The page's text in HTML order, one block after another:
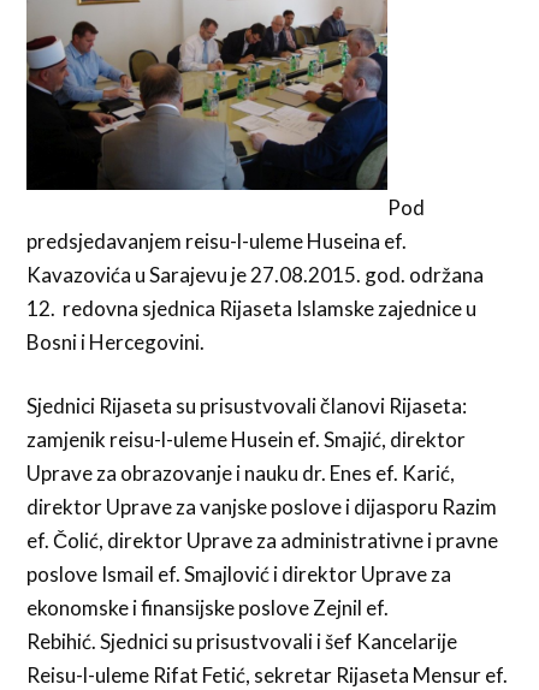
Pod
predsjedavanjem reisu-l-uleme Huseina ef.
Kavazovića u Sarajevu je 27.08.2015. god. održana
12. redovna sjednica Rijaseta Islamske zajednice u
Bosni i Hercegovini.
Sjednici Rijaseta su prisustvovali članovi Rijaseta:
zamjenik reisu-l-uleme Husein ef. Smajić, direktor
Uprave za obrazovanje i nauku dr. Enes ef. Karić,
direktor Uprave za vanjske poslove i dijasporu Razim
ef. Čolić, direktor Uprave za administrativne i pravne
poslove Ismail ef. Smajlović i direktor Uprave za
ekonomske i finansijske poslove Zejnil ef.
Rebihić. Sjednici su prisustvovali i šef Kancelarije
Reisu-l-uleme Rifat Fetić, sekretar Rijaseta Mensur ef.